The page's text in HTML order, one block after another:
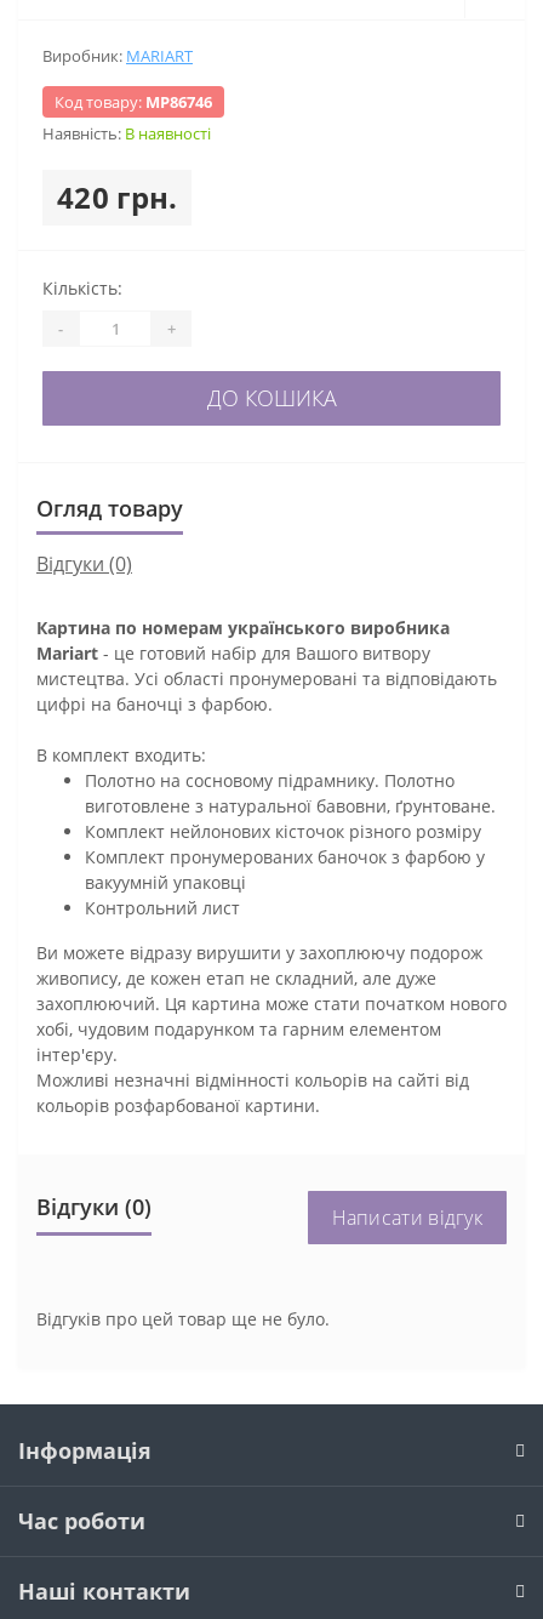
Виробник: MARIART
Код товару: МР86746
Наявність: В наявності
420 грн.
Кількість:
- +
ДО КОШИКА
Огляд товару
Відгуки (0)
Картина по номерам українського виробника
Mariart - це готовий набір для Вашого витвору
мистецтва. Усі області пронумеровані та відповідають
цифрі на баночці з фарбою.
В комплект входить:
Полотно на сосновому підрамнику. Полотно
виготовлене з натуральної бавовни, ґрунтоване.
Комплект нейлонових кісточок різного розміру
Комплект пронумерованих баночок з фарбою у
вакуумній упаковці
Контрольний лист
Ви можете відразу вирушити у захоплюючу подорож
живопису, де кожен етап не складний, але дуже
захоплюючий. Ця картина може стати початком нового
хобі, чудовим подарунком та гарним елементом
інтер'єру.
Можливі незначні відмінності кольорів на сайті від
кольорів розфарбованої картини.
Відгуки (0) Написати відгук
Відгуків про цей товар ще не було.
Інформація
Час роботи
Наші контакти